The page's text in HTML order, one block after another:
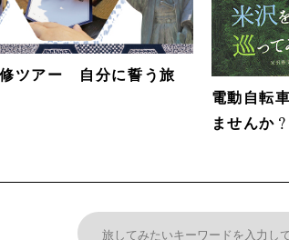
ツアー 自分に誓う旅
電動自転
ませんか？